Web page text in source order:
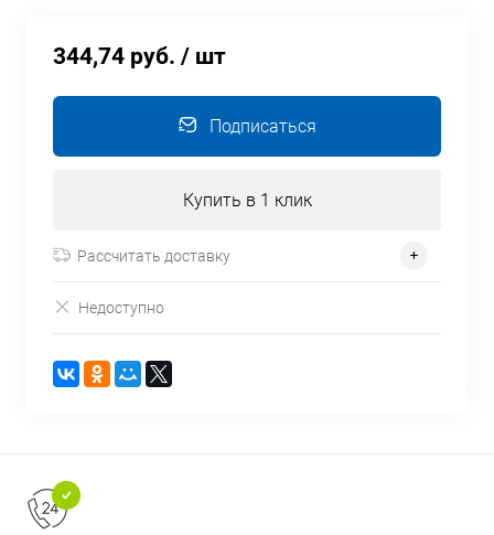
344,74 руб. / шт
Подписаться
Купить в 1 клик
Рассчитать доставку
Недоступно